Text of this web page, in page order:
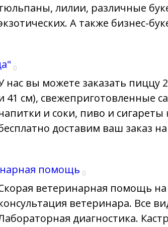
лилии, различные
А также бизнес-
0
нас вы можете заказать пиццу
41 см), свежеприготовленные
и соки, пиво и сигареты
доставим ваш заказ
помощь 0
ветеринарная помощь на
ветеринара. Все
диагностика.